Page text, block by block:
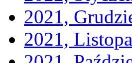
2021,
2021,